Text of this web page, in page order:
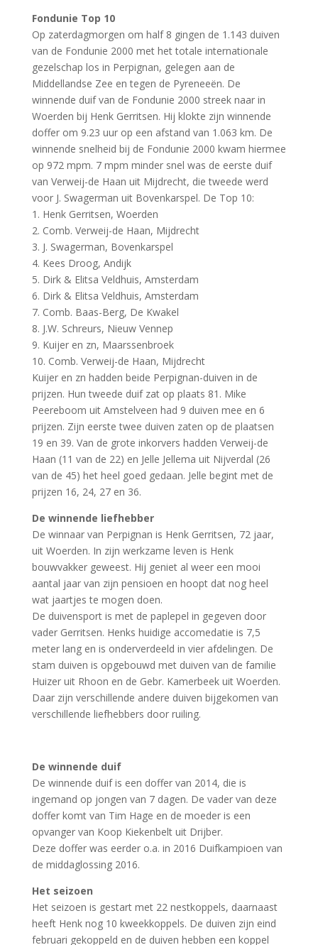
Fondunie Top 10
Op zaterdagmorgen om half 8 gingen de 1.143 duiven
van de Fondunie 2000 met het totale internationale
gezelschap los in Perpignan, gelegen aan de
Middellandse Zee en tegen de Pyreneeën. De
winnende duif van de Fondunie 2000 streek naar in
Woerden bij Henk Gerritsen. Hij klokte zijn winnende
doffer om 9.23 uur op een afstand van 1.063 km. De
winnende snelheid bij de Fondunie 2000 kwam hiermee
op 972 mpm. 7 mpm minder snel was de eerste duif
van Verweij-de Haan uit Mijdrecht, die tweede werd
voor J. Swagerman uit Bovenkarspel. De Top 10:
1. Henk Gerritsen, Woerden
2. Comb. Verweij-de Haan, Mijdrecht
3. J. Swagerman, Bovenkarspel
4. Kees Droog, Andijk
5. Dirk & Elitsa Veldhuis, Amsterdam
6. Dirk & Elitsa Veldhuis, Amsterdam
7. Comb. Baas-Berg, De Kwakel
8. J.W. Schreurs, Nieuw Vennep
9. Kuijer en zn, Maarssenbroek
10. Comb. Verweij-de Haan, Mijdrecht
Kuijer en zn hadden beide Perpignan-duiven in de
prijzen. Hun tweede duif zat op plaats 81. Mike
Peereboom uit Amstelveen had 9 duiven mee en 6
prijzen. Zijn eerste twee duiven zaten op de plaatsen
19 en 39. Van de grote inkorvers hadden Verweij-de
Haan (11 van de 22) en Jelle Jellema uit Nijverdal (26
van de 45) het heel goed gedaan. Jelle begint met de
prijzen 16, 24, 27 en 36.
De winnende liefhebber
De winnaar van Perpignan is Henk Gerritsen, 72 jaar,
uit Woerden. In zijn werkzame leven is Henk
bouwvakker geweest. Hij geniet al weer een mooi
aantal jaar van zijn pensioen en hoopt dat nog heel
wat jaartjes te mogen doen.
De duivensport is met de paplepel in gegeven door
vader Gerritsen. Henks huidige accomedatie is 7,5
meter lang en is onderverdeeld in vier afdelingen. De
stam duiven is opgebouwd met duiven van de familie
Huizer uit Rhoon en de Gebr. Kamerbeek uit Woerden.
Daar zijn verschillende andere duiven bijgekomen van
verschillende liefhebbers door ruiling.
De winnende duif
De winnende duif is een doffer van 2014, die is
ingemand op jongen van 7 dagen. De vader van deze
doffer komt van Tim Hage en de moeder is een
opvanger van Koop Kiekenbelt uit Drijber.
Deze doffer was eerder o.a. in 2016 Duifkampioen van
de middaglossing 2016.
Het seizoen
Het seizoen is gestart met 22 nestkoppels, daarnaast
heeft Henk nog 10 kweekkoppels. De duiven zijn eind
februari gekoppeld en de duiven hebben een koppel